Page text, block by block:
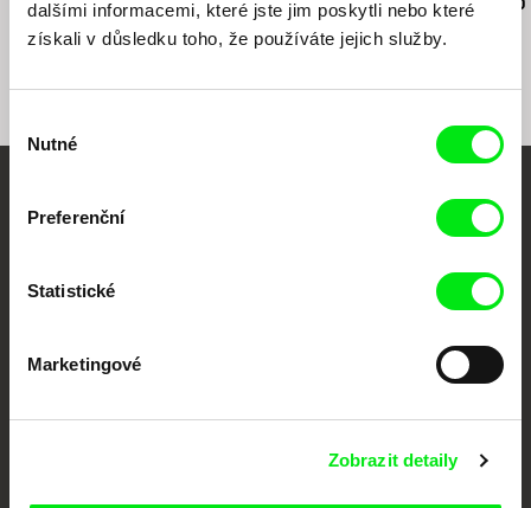
dalšími informacemi, které jste jim poskytli nebo které
získali v důsledku toho, že používáte jejich služby.
souhlasu
Nutné
Preferenční
Statistické
Marketingové
Zobrazit detaily
podporovat kvalitní autorské filmy.